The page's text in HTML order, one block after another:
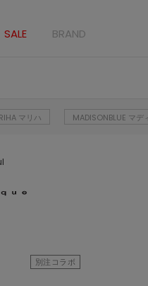
SALE BRAND
マリハ MADISONBLUE マデ
別注コラボ